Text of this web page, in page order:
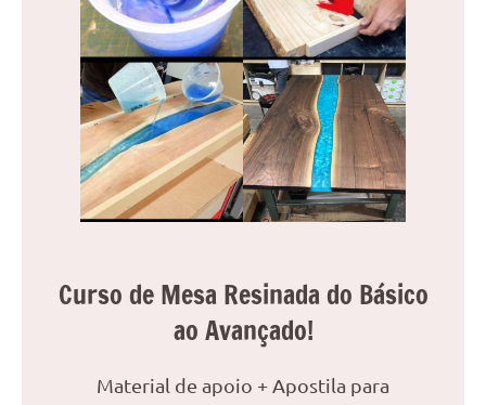
Curso de Mesa Resinada do Básico
ao Avançado!
Material de apoio + Apostila para